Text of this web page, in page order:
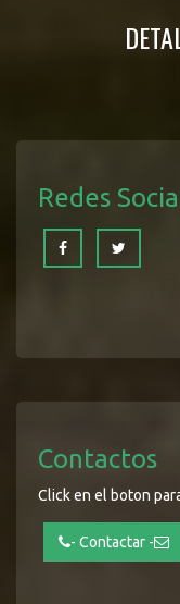
Redes
Contactos
Click en el boton
- Contactar -